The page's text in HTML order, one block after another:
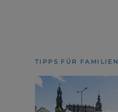
TIPPS FÜR FAMILIEN